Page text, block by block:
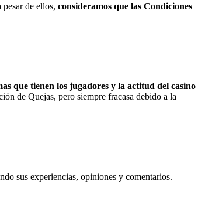
de ellos, consideramos que las Condiciones
que tienen los jugadores y la actitud del casino
de Quejas, pero siempre fracasa debido a la
sus experiencias, opiniones y comentarios.